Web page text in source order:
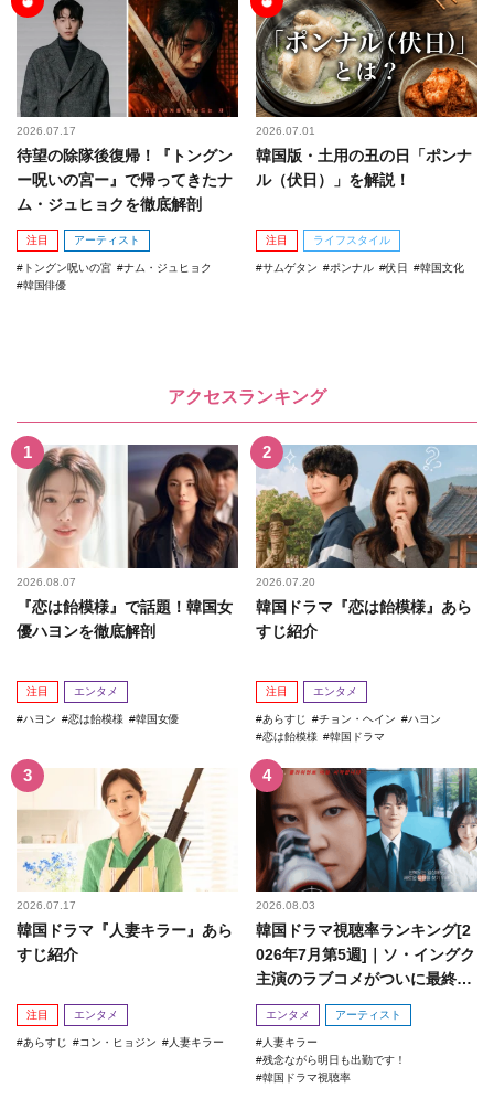
2026.07.17
待望の除隊後復帰！『トングン
ー呪いの宮ー』で帰ってきたナ
ム・ジュヒョクを徹底解剖
注目 アーティスト
トングン呪いの宮
ナム・ジュヒョク
韓国俳優
2026.07.01
韓国版・土用の丑の日「ポンナ
ル（伏日）」を解説！
注目 ライフスタイル
サムゲタン ポンナル 伏日 韓国文化
アクセスランキング
2026.08.07
『恋は飴模様』で話題！韓国女
優ハヨンを徹底解剖
注目 エンタメ
ハヨン 恋は飴模様 韓国女優
2026.07.20
韓国ドラマ『恋は飴模様』あら
すじ紹介
注目 エンタメ
あらすじ チョン・ヘイン
ハヨン
恋は飴模様
韓国ドラマ
2026.07.17
韓国ドラマ『人妻キラー』あら
すじ紹介
注目 エンタメ
あらすじ コン・ヒョジン 人妻キラー
2026.08.03
韓国ドラマ視聴率ランキング[2
026年7月第5週]｜ソ・イングク
主演のラブコメがついに最終
回！
エンタメ アーティスト
人妻キラー
残念ながら明日も出勤です！
韓国ドラマ視聴率